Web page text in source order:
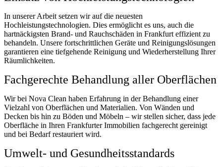
In unserer Arbeit setzen wir auf die neuesten
Hochleistungstechnologien. Dies ermöglicht es uns, auch die
hartnäckigsten Brand- und Rauchschäden in Frankfurt effizient zu
behandeln. Unsere fortschrittlichen Geräte und Reinigungslösungen
garantieren eine tiefgehende Reinigung und Wiederherstellung Ihrer
Räumlichkeiten.
Fachgerechte Behandlung aller Oberflächen
Wir bei Nova Clean haben Erfahrung in der Behandlung einer
Vielzahl von Oberflächen und Materialien. Von Wänden und
Decken bis hin zu Böden und Möbeln – wir stellen sicher, dass jede
Oberfläche in Ihren Frankfurter Immobilien fachgerecht gereinigt
und bei Bedarf restauriert wird.
Umwelt- und Gesundheitsstandards